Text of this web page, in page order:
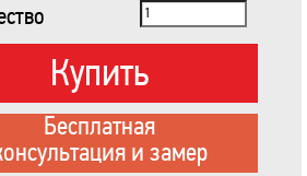
Купить
Бесплатная
и замер